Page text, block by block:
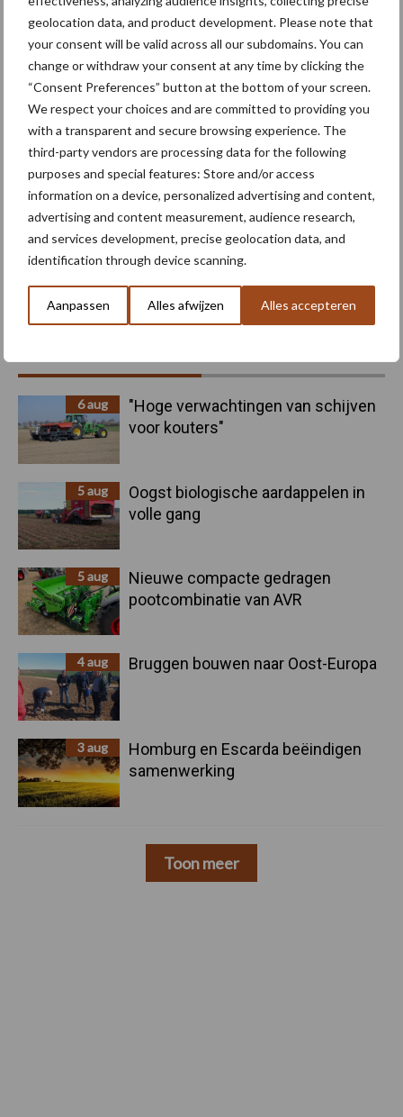
geolocation data, and product development. Please note that
your consent will be valid across all our subdomains. You can
change or withdraw your consent at any time by clicking the
“Consent Preferences” button at the bottom of your screen.
We respect your choices and are committed to providing you
with a transparent and secure browsing experience. The
third-party vendors are processing data for the following
purposes and special features: Store and/or access
information on a device, personalized advertising and content,
advertising and content measurement, audience research,
and services development, precise geolocation data, and
identification through device scanning.
Aanpassen Alles afwijzen Alles accepteren
Sidebar
6 aug
"Hoge verwachtingen van schijven
voor kouters"
5 aug
Oogst biologische aardappelen in
volle gang
5 aug
Nieuwe compacte gedragen
pootcombinatie van AVR
4 aug Bruggen bouwen naar Oost-Europa
3 aug
Homburg en Escarda beëindigen
samenwerking
Toon meer
Machines Duurzaamheid
Aaltjes Alternaria
Toon meer